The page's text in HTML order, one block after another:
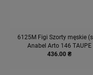
6125М Figi Szorty męskie
Anabel Arto 146 TAUPE
436.00 ₴